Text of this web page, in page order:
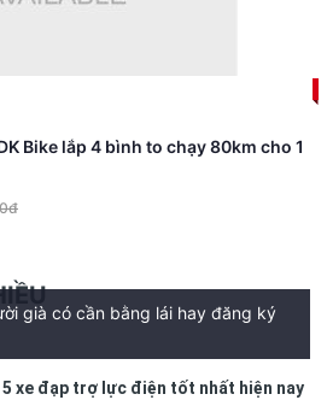
tế. Với thiết kế 3 yên độc đáo, sản
bật trên đường phố. Và quan trọng
đáng tin cậy, giúp bạn luôn sẵn sàng
Bike lắp 4 bình to chạy 80km cho 1
già có cần bằng lái hay đăng ký
5 xe đạp trợ lực điện tốt nhất hiện nay